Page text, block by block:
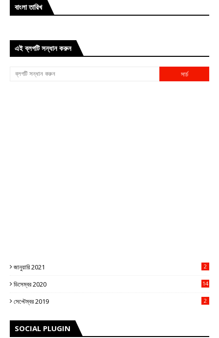
বাংলা তারিখ
এই ব্লগটি সন্ধান করুন
জানুয়ারি 2021 2
ডিসেম্বর 2020
14
সেপ্টেম্বর 2019 2
SOCIAL PLUGIN